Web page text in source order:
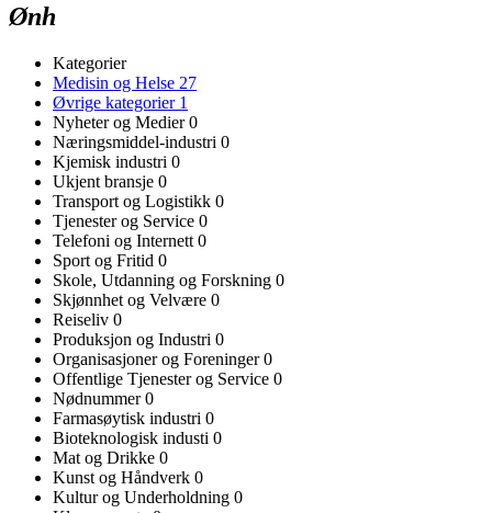
Ønh
Kategorier
Medisin og Helse 27
Øvrige kategorier 1
Nyheter og Medier0
Næringsmiddel-industri 0
Kjemisk industri 0
Ukjent bransje 0
Transport og Logistikk 0
Tjenester og Service 0
Telefoni og Internett 0
Sport og Fritid 0
Skole, Utdanning og Forskning 0
Skjønnhet og Velvære 0
Reiseliv 0
Produksjon og Industri 0
Organisasjoner og Foreninger0
Offentlige Tjenester og Service 0
Nødnummer0
Farmasøytisk industri 0
Bioteknologisk industi 0
Mat og Drikke 0
Kunst og Håndverk 0
Kultur og Underholdning 0